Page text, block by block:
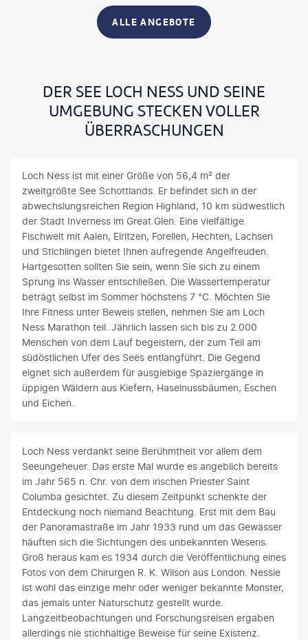
ALLE ANGEBOTE
DER SEE LOCH NESS UND SEINE
UMGEBUNG STECKEN VOLLER
ÜBERRASCHUNGEN
Loch Ness ist mit einer Größe von 56,4 m² der
zweitgrößte See Schottlands. Er befindet sich in der
abwechslungsreichen Region Highland, 10 km südwestlich
der Stadt Inverness im Great Glen. Eine vielfältige
Fischwelt mit Aalen, Elritzen, Forellen, Hechten, Lachsen
und Stichlingen bietet Ihnen aufregende Angelfreuden.
Hartgesotten sollten Sie sein, wenn Sie sich zu einem
Sprung ins Wasser entschließen. Die Wassertemperatur
beträgt selbst im Sommer höchstens 7 °C. Möchten Sie
Ihre Fitness unter Beweis stellen, nehmen Sie am Loch
Ness Marathon teil. Jährlich lassen sich bis zu 2.000
Menschen von dem Lauf begeistern, der zum Teil am
südöstlichen Ufer des Sees entlangführt. Die Gegend
eignet sich außerdem für ausgiebige Spaziergänge in
üppigen Wäldern aus Kiefern, Haselnussbäumen, Eschen
und Eichen.
Loch Ness verdankt seine Berühmtheit vor allem dem
Seeungeheuer. Das erste Mal wurde es angeblich bereits
im Jahr 565 n. Chr. von dem irischen Priester Saint
Columba gesichtet. Zu diesem Zeitpunkt schenkte der
Entdeckung noch niemand Beachtung. Erst mit dem Bau
der Panoramastraße im Jahr 1933 rund um das Gewässer
häuften sich die Sichtungen des unbekannten Wesens.
Groß heraus kam es 1934 durch die Veröffentlichung eines
Fotos von dem Chirurgen R. K. Wilson aus London. Nessie
ist wohl das einzige mehr oder weniger bekannte Monster,
das jemals unter Naturschutz gestellt wurde.
Langzeitbeobachtungen und Forschungsreisen ergaben
allerdings nie stichhaltige Beweise für seine Existenz.